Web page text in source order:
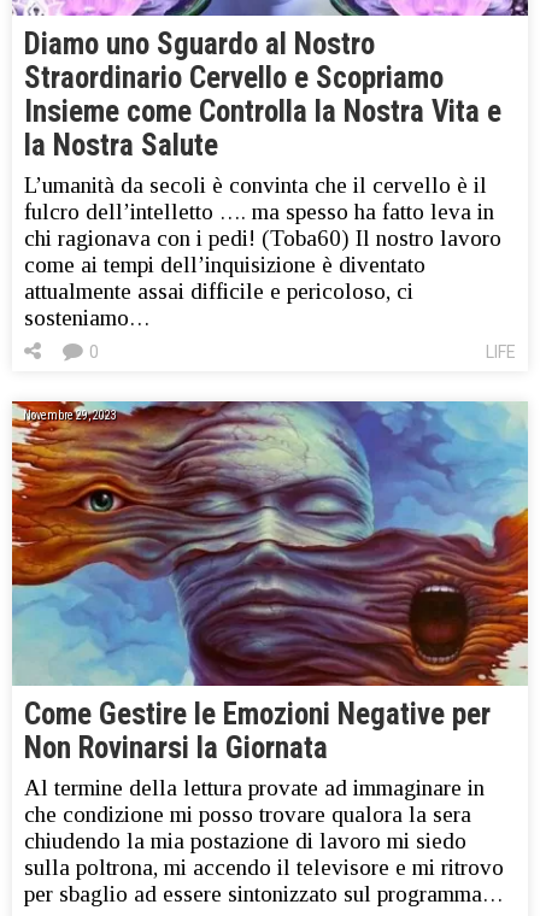
Diamo uno Sguardo al Nostro
Straordinario Cervello e Scopriamo
Insieme come Controlla la Nostra Vita e
la Nostra Salute
L’umanità da secoli è convinta che il cervello è il
fulcro dell’intelletto …. ma spesso ha fatto leva in
chi ragionava con i pedi! (Toba60) Il nostro lavoro
come ai tempi dell’inquisizione è diventato
attualmente assai difficile e pericoloso, ci
sosteniamo…
LIFE
0
Novembre 29, 2023
Come Gestire le Emozioni Negative per
Non Rovinarsi la Giornata
Al termine della lettura provate ad immaginare in
che condizione mi posso trovare qualora la sera
chiudendo la mia postazione di lavoro mi siedo
sulla poltrona, mi accendo il televisore e mi ritrovo
per sbaglio ad essere sintonizzato sul programma…